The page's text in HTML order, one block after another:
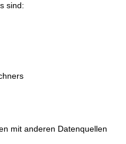
sind:
mit anderen Datenquellen